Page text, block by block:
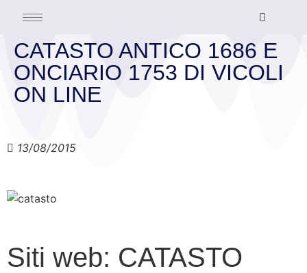
CATASTO ANTICO 1686 E
ONCIARIO 1753 DI VICOLI
ON LINE
13/08/2015
Siti web: CATASTO